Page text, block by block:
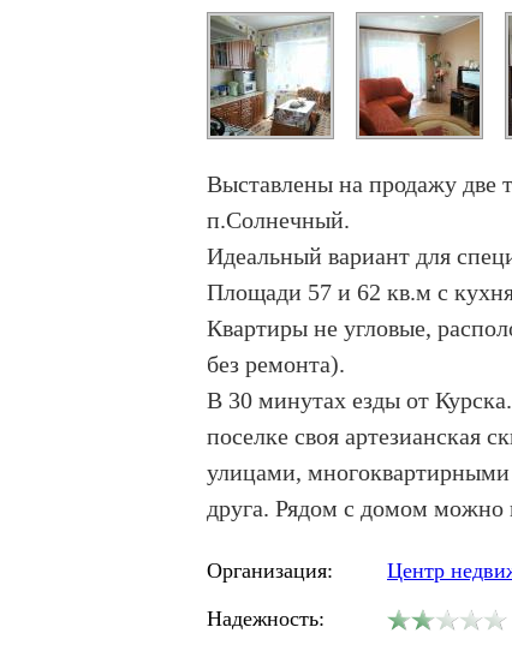
Выставлены на продажу две
п.Солнечный.
Идеальный вариант для
Площади 57 и 62 кв.м с
Квартиры не угловые,
без ремонта).
В 30 минутах езды от
поселке своя артезианская
улицами,
друга. Рядом с домом можно
Организация:
Центр
Надежность: